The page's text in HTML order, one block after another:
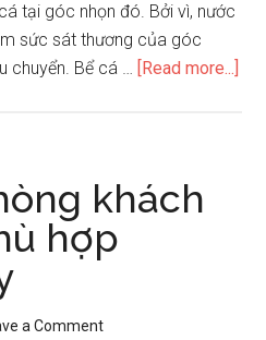
tại góc nhọn đó. Bởi vì, nước
sức sát thương của góc
chuyển. Bể cá … [Read more...]
khách
hợp
a Comment